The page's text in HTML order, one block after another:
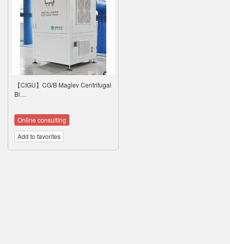
【CIGU】CG/B Maglev Centrifugal
Bl…
Online consulting
Add to favorites